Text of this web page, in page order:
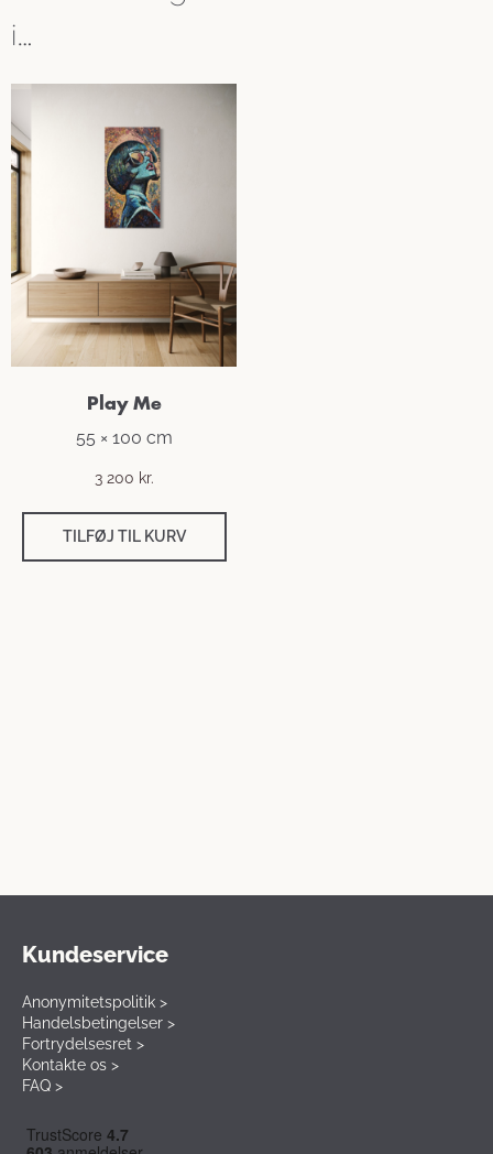
i…
Play Me
55 × 100 cm
3 200 kr.
TILFØJ TIL KURV
Kundeservice
Anonymitetspolitik >
Handelsbetingelser >
Fortrydelsesret >
Kontakte os >
FAQ >